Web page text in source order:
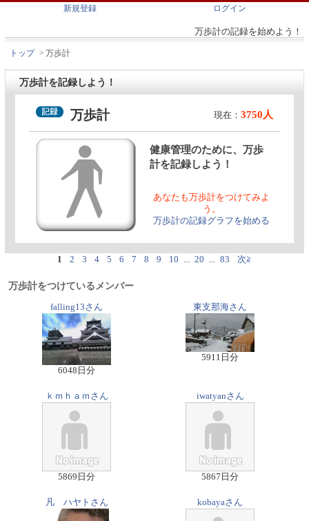
万歩計の記録を始めよう！
新規登録 ログイン
トップ > 万歩計
万歩計を記録しよう！
万歩計 現在： 3750人
健康管理のために、万歩
計を記録しよう！
あなたも万歩計をつけてみよ
う。
万歩計の記録グラフを始める
1 2 3 4 5 6 7 8 9 10 ... 20 ... 83 次≧
万歩計をつけているメンバー
falling13さん
6048日分
東支那海さん
5911日分
ｋｍｈａｍさん
5869日分
iwatyanさん
5867日分
凡 ハヤトさん kobayaさん